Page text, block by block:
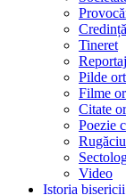
Tineret
Pilde
Filme
Citate
Poezie
Video
Istoria bisericii